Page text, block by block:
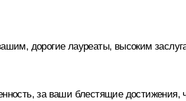
дорогие лауреаты, высоким
за ваши блестящие достижения,